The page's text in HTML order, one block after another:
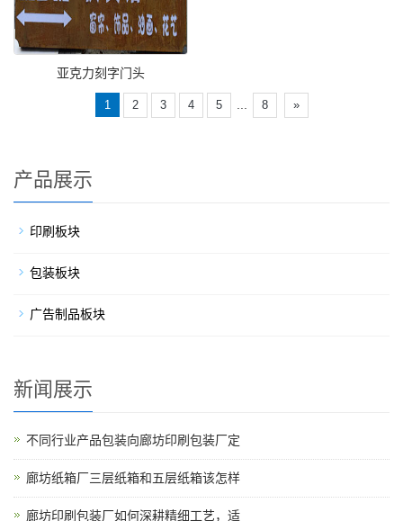
亚克力刻字门头
1 2 3 4 5 ... 8 »
产品展示
印刷板块
包装板块
广告制品板块
新闻展示
不同行业产品包装向廊坊印刷包装厂定
廊坊纸箱厂三层纸箱和五层纸箱该怎样
廊坊印刷包装厂如何深耕精细工艺，适